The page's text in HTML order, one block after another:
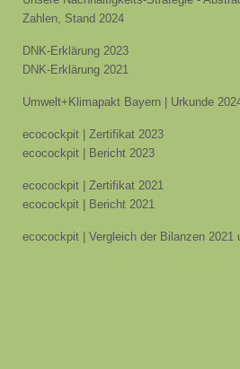
Zahlen, Stand 2024
DNK-Erklärung 2023
DNK-Erklärung 2021
Umwelt+Klimapakt Bayern | Urkunde
ecocockpit | Zertifikat 2023
ecocockpit | Bericht 2023
ecocockpit | Zertifikat 2021
ecocockpit | Bericht 2021
ecocockpit | Vergleich der Bilanzen 2021